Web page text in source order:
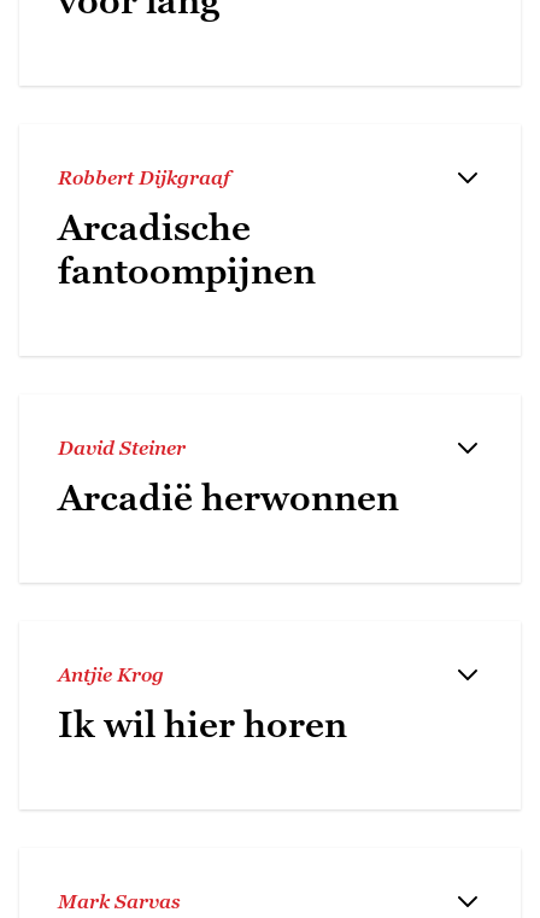
Robbert Dijkgraaf
Arcadische
fantoompijnen
David Steiner
Arcadië herwonnen
Antjie Krog
Ik wil hier horen
Mark Sarvas